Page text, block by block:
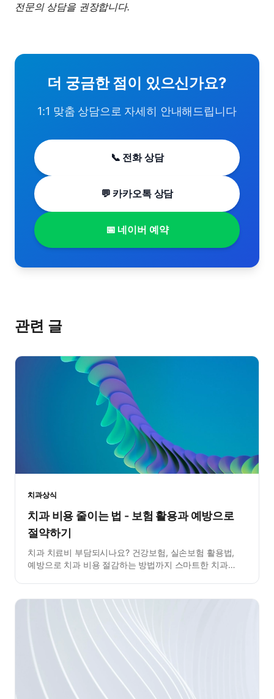
전문의 상담을 권장합니다.
더 궁금한 점이 있으신가요?
1:1 맞춤 상담으로 자세히 안내해드립니다
📞 전화 상담
💬 카카오톡 상담
📅 네이버 예약
관련 글
치과상식
치과 비용 줄이는 법 - 보험 활용과 예방으로
절약하기
치과 치료비 부담되시나요? 건강보험, 실손보험 활용법,
예방으로 치과 비용 절감하는 방법까지 스마트한 치과